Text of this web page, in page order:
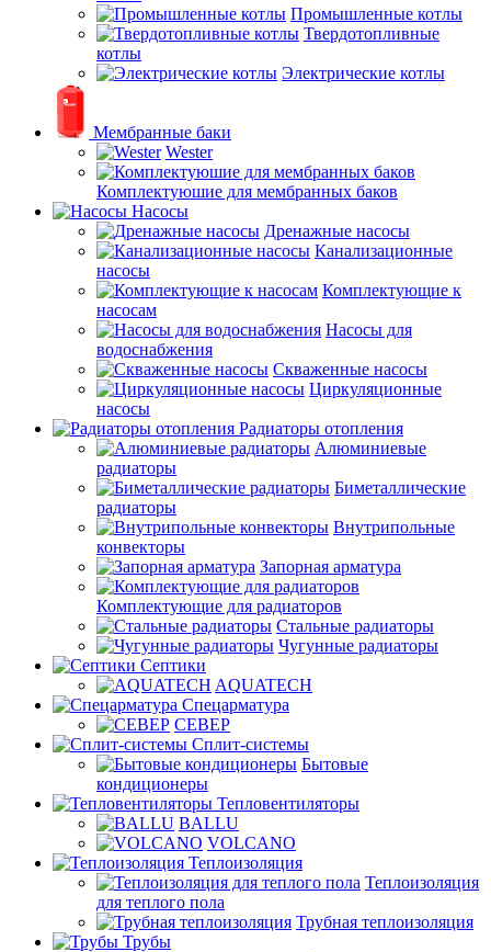
Промышленные котлы
Твердотопливные
котлы
Электрические котлы
Мембранные баки
Wester
Комплектуюшие для мембранных баков
Насосы
Дренажные насосы
Канализационные
насосы
Комплектующие к
насосам
Насосы для
водоснабжения
Скваженные насосы
Циркуляционные
насосы
Радиаторы отопления
Алюминиевые
радиаторы
Биметаллические
радиаторы
Внутрипольные
конвекторы
Запорная арматура
Комплектующие для радиаторов
Стальные радиаторы
Чугунные радиаторы
Септики
AQUATECH
Спецарматура
СЕВЕР
Сплит-системы
Бытовые
кондиционеры
Тепловентиляторы
BALLU
VOLCANO
Теплоизоляция
Теплоизоляция
для теплого пола
Трубная теплоизоляция
Трубы